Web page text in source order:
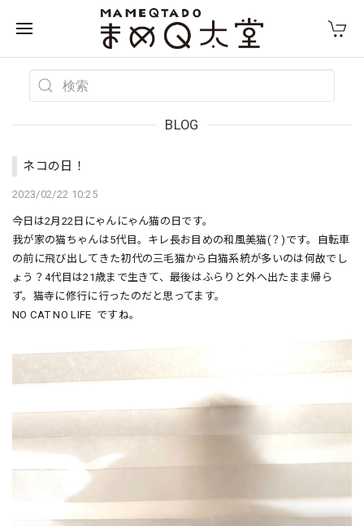
BLOG
ネコの日！
2023/02/22 10:25
今日は2月22日にゃんにゃん猫の日です。
我が家の猫ちゃんは5代目。キレ長お目めの和風美猫(？)です。自転車
の前に飛び出してきた初代の三毛猫から白猫系統が多いのは何故でし
ょう？4代目は21歳まで生きて、最後はふらりと外へ出たまま帰ら
ず。猫寺に修行に行ったのだと思ってます。
NO CAT NO LIFE ですね。